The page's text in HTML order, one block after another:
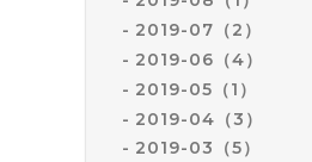
2019-07（2）
2019-06（4）
2019-05（1）
2019-04（3）
2019-03（5）